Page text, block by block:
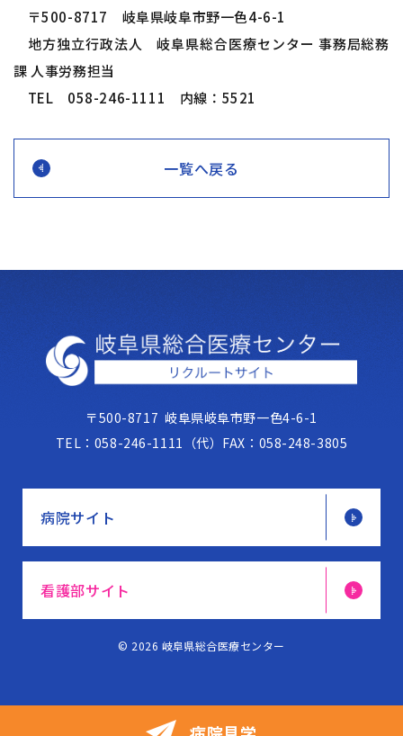
〒500-8717 岐阜県岐阜市野一色4-6-1
地方独立行政法人 岐阜県総合医療センター 事務局総務
課 人事労務担当
TEL 058-246-1111 内線：5521
一覧へ戻る
〒500-8717 岐阜県岐阜市野一色4-6-1
TEL： 058-246-1111（代） FAX： 058-248-3805
© 2026 岐阜県総合医療センター
病院サイト
看護部サイト